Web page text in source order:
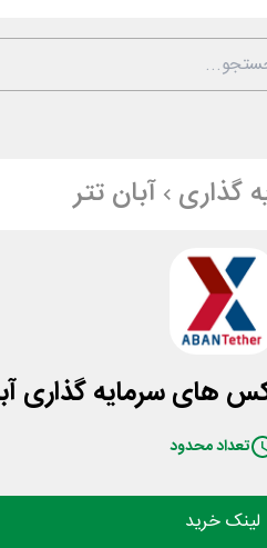
گذاری آبان تتر
های سرمایه گذاری
تعداد محدود
لینک خرید